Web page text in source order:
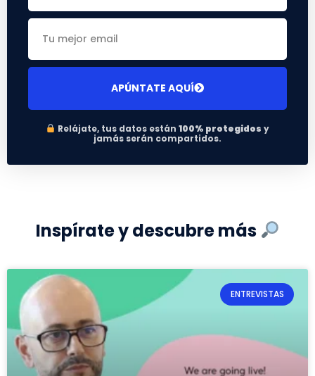
APÚNTATE AQUÍ
Relájate, tus datos están 100% protegidos y
jamás serán compartidos.
Inspírate y descubre más
ENTREVISTAS